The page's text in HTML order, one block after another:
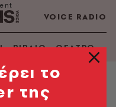
VOICE RADIO
ΒΙΒΛΙΟ ΘΕΑΤΡΟ -
το
της